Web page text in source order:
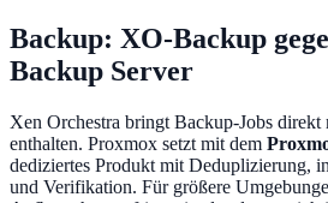
Backup: XO-Backup
Backup Server
Xen Orchestra bringt Backup-Jobs
enthalten. Proxmox setzt mit dem
dediziertes Produkt mit Deduplizierung,
und Verifikation. Für größere